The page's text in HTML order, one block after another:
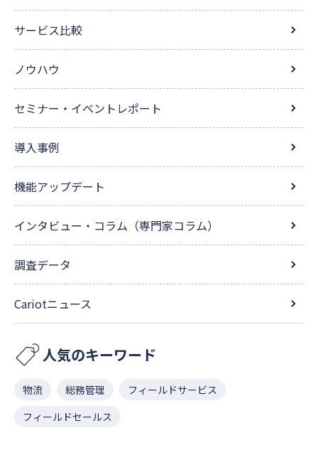
サービス比較
ノウハウ
セミナー・イベントレポート
導入事例
機能アップデート
インタビュー・コラム（専門家コラム）
調査データ
Cariotニュース
人気のキーワード
物流 総務管理
フィールドサービス
フィールドセールス